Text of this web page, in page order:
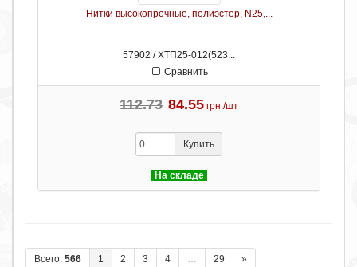
Нитки высокопрочные, полиэстер, N25,...
57902 / ХТП25-012(523...
Сравнить
112.73 84.55 грн./шт
Купить
На складе
Всего: 566 1 2 3 4 … 29 »